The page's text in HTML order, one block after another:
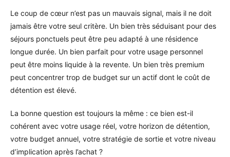
Le coup de cœur n’est pas un mauvais signal, mais il ne doit
jamais être votre seul critère. Un bien très séduisant pour des
séjours ponctuels peut être peu adapté à une résidence
longue durée. Un bien parfait pour votre usage personnel
peut être moins liquide à la revente. Un bien très premium
peut concentrer trop de budget sur un actif dont le coût de
détention est élevé.
La bonne question est toujours la même : ce bien est-il
cohérent avec votre usage réel, votre horizon de détention,
votre budget annuel, votre stratégie de sortie et votre niveau
d’implication après l’achat ?